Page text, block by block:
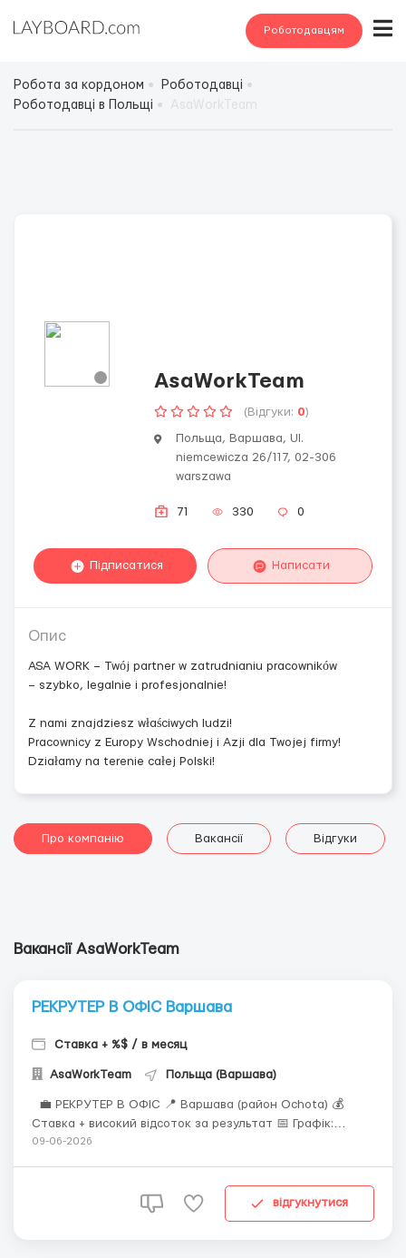
Роботодавцям
Робота за кордоном
Роботодавці
Роботодавці в Польщі
AsaWorkTeam
(Відгуки: 0)
Польща, Варшава, Ul.
niemcewicza 26/117, 02-306
warszawa
71 330 0
Підписатися Написати
Опис
ASA WORK – Twój partner w zatrudnianiu pracowników
– szybko, legalnie i profesjonalnie!
Z nami znajdziesz właściwych ludzi!
Pracownicy z Europy Wschodniej i Azji dla Twojej firmy!
Działamy na terenie całej Polski!
Про компанію Вакансії Відгуки
Вакансії AsaWorkTeam
РЕКРУТЕР В ОФІС Варшава
Ставка + %$ / в месяц
AsaWorkTeam Польща (Варшава)
Ставка + високий відсоток за результат 📅 Графік:
понеділок–п‘ятниця ⏰ 08:00–17:00 У кадрове агентство
людьми, працювати з великою ...
09-06-2026
відгукнутися